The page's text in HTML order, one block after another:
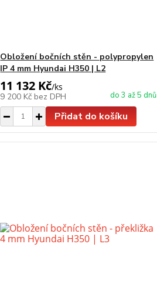
Obložení bočních stěn - polypropylen
IP 4 mm Hyundai H350 | L2
11 132 Kč/ks
9 200 Kč bez DPH do 3 až 5 dnů
Přidat do košíku